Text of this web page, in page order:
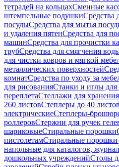
тетрадей на кольцахСменные
штемпельные подушкиСредства
посудыСредства для мытья
и удаления пятенСредства для
машинСредства для прочистки
трубСредства для смягчения
для чистки ковров и мягкой
металлических поверхностей
комнатСредства по уходу за
для рисованияСтанки и иглы для
переплетаСтеллажи для
260 листовСтеплеры до 40 листов
электрическиеСтеплеры-
роллеровСтержни для ручек
шариковыеСтиральные порошки
пистолетамСтиральные порошки
напольные для каталогов,
дошкольных учрежденийСтолы